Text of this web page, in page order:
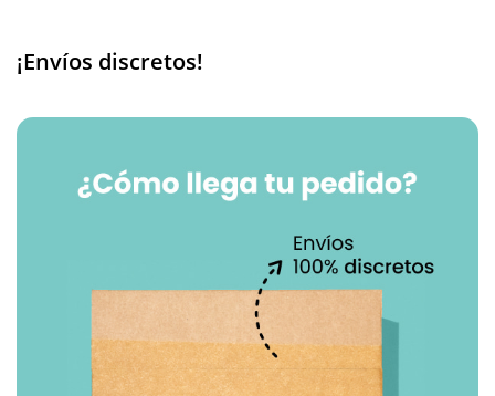
¡Envíos discretos!